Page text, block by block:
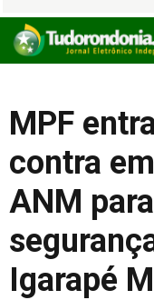
MPF
contra
ANM
Igarapé